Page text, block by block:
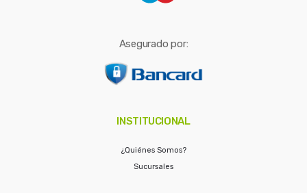
Asegurado por:
INSTITUCIONAL
¿Quiénes Somos?
Sucursales